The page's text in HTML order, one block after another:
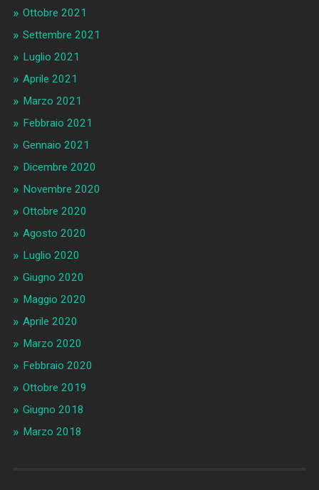
Ottobre 2021
Settembre 2021
Luglio 2021
Aprile 2021
Marzo 2021
Febbraio 2021
Gennaio 2021
Dicembre 2020
Novembre 2020
Ottobre 2020
Agosto 2020
Luglio 2020
Giugno 2020
Maggio 2020
Aprile 2020
Marzo 2020
Febbraio 2020
Ottobre 2019
Giugno 2018
Marzo 2018